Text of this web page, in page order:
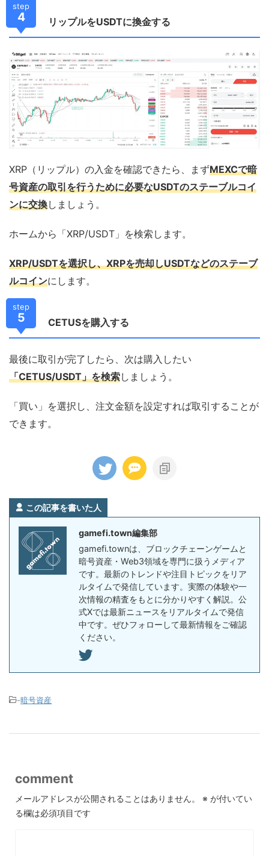
step
4 リップルをUSDTに換金する
XRP（リップル）の入金を確認できたら、まずMEXCで暗
号資産の取引を行うために必要なUSDTのステーブルコイ
ンに交換しましょう。
ホームから「XRP/USDT」を検索します。
XRP/USDTを選択し、XRPを売却しUSDTなどのステーブ
ルコインにします。
step
5 CETUSを購入する
最後に取引が完了したら、次は購入したい
「CETUS/USDT」を検索しましょう。
「買い」を選択し、注文金額を設定すれば取引することが
できます。
この記事を書いた人
gamefi.town編集部
gamefi.townは、ブロックチェーンゲームと
暗号資産・Web3領域を専門に扱うメディア
です。最新のトレンドや注目トピックをリア
ルタイムで発信しています。実際の体験や一
次情報の精査をもとに分かりやすく解説。公
式Xでは最新ニュースをリアルタイムで発信
中です。ぜひフォローして最新情報をご確認
ください。
-暗号資産
comment
メールアドレスが公開されることはありません。 ※ が付いてい
る欄は必須項目です